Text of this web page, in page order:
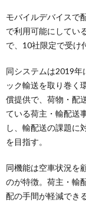
モバイルデバイスで
で利用可能にしてい
で、10社限定で受け
同システムは2019年
ック輸送を取り巻く
償提供で、荷物・配
ている荷主・輸配送
し、輸配送の課題に
を目指す。
同機能は空車状況を
のが特徴。荷主・輸
配の手間が軽減でき